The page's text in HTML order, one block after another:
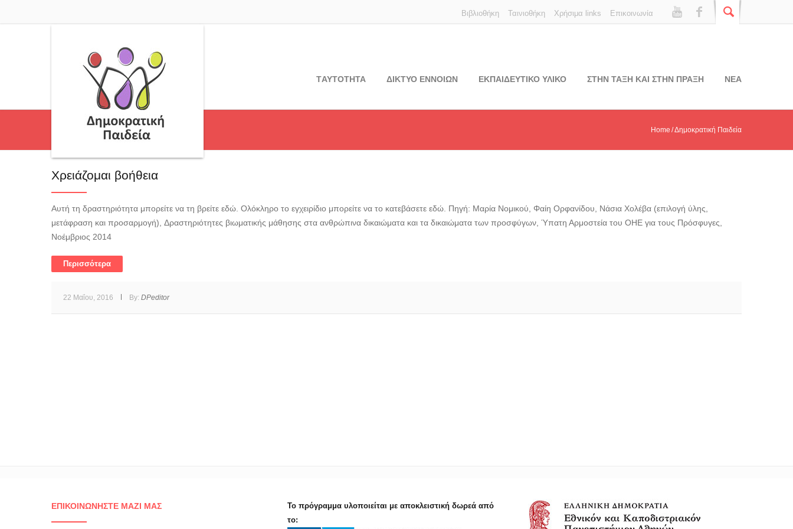
Επικοινωνία
Χρήσιμα links
Ταινιοθήκη
Βιβλιοθήκη
TΑΥΤΟΤΗΤΑ ΔΙΚΤΥΟ ΕΝΝΟΙΩΝ ΕΚΠΑΙΔΕΥΤΙΚΟ ΥΛΙΚΟ ΣΤΗΝ ΤΑΞΗ ΚΑΙ ΣΤΗΝ ΠΡΑΞΗ ΝΕΑ
Home Δημοκρατική Παιδεία
Χρειάζομαι βοήθεια
Αυτή τη δραστηριότητα μπορείτε να τη βρείτε εδώ. Ολόκληρο το εγχειρίδιο μπορείτε να το κατεβάσετε εδώ. Πηγή: Μαρία Νομικού, Φαίη Ορφανίδου, Νάσια Χολέβα (επιλογή ύλης,
μετάφραση και προσαρμογή), Δραστηριότητες βιωματικής μάθησης στα ανθρώπινα δικαιώματα και τα δικαιώματα των προσφύγων, Ύπατη Αρμοστεία του ΟΗΕ για τους Πρόσφυγες,
Νοέμβριος 2014
Περισσότερα
22 Μαΐου, 2016 By: DPeditor
ΕΠΙΚΟΙΝΩΝΉΣΤΕ ΜΑΖΊ ΜΑΣ
Το πρόγραμμα υλοποιείται με αποκλειστική δωρεά από
το: